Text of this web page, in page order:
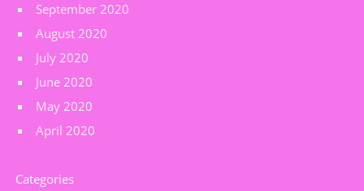
September 2020
August 2020
July 2020
June 2020
May 2020
April 2020
Categories